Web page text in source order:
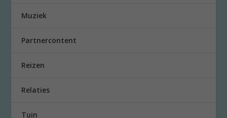
Muziek
Partnercontent
Reizen
Relaties
Tuin